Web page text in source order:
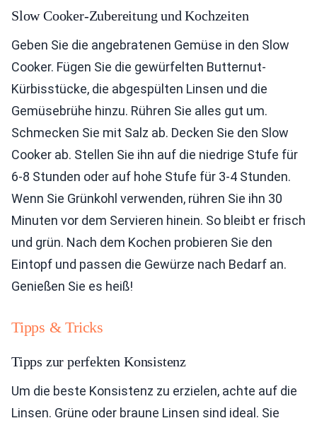
Slow Cooker-Zubereitung und Kochzeiten
Geben Sie die angebratenen Gemüse in den Slow
Cooker. Fügen Sie die gewürfelten Butternut-
Kürbisstücke, die abgespülten Linsen und die
Gemüsebrühe hinzu. Rühren Sie alles gut um.
Schmecken Sie mit Salz ab. Decken Sie den Slow
Cooker ab. Stellen Sie ihn auf die niedrige Stufe für
6-8 Stunden oder auf hohe Stufe für 3-4 Stunden.
Wenn Sie Grünkohl verwenden, rühren Sie ihn 30
Minuten vor dem Servieren hinein. So bleibt er frisch
und grün. Nach dem Kochen probieren Sie den
Eintopf und passen die Gewürze nach Bedarf an.
Genießen Sie es heiß!
Tipps & Tricks
Tipps zur perfekten Konsistenz
Um die beste Konsistenz zu erzielen, achte auf die
Linsen. Grüne oder braune Linsen sind ideal. Sie